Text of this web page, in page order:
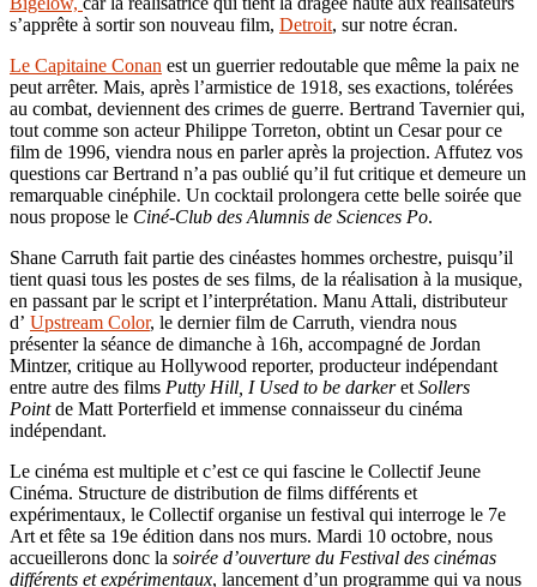
s’apprête à sortir son nouveau film, Detroit, sur notre écran.
Le Capitaine Conan est un guerrier redoutable que même la paix ne
peut arrêter. Mais, après l’armistice de 1918, ses exactions, tolérées
au combat, deviennent des crimes de guerre. Bertrand Tavernier qui,
tout comme son acteur Philippe Torreton, obtint un Cesar pour ce
film de 1996, viendra nous en parler après la projection. Affutez vos
questions car Bertrand n’a pas oublié qu’il fut critique et demeure un
remarquable cinéphile. Un cocktail prolongera cette belle soirée que
nous propose le Ciné-Club des Alumnis de Sciences Po.
Shane Carruth fait partie des cinéastes hommes orchestre, puisqu’il
tient quasi tous les postes de ses films, de la réalisation à la musique,
en passant par le script et l’interprétation. Manu Attali, distributeur
d’ Upstream Color, le dernier film de Carruth, viendra nous
présenter la séance de dimanche à 16h, accompagné de Jordan
Mintzer, critique au Hollywood reporter, producteur indépendant
entre autre des films Putty Hill, I Used to be darkeret Sollers
Pointde Matt Porterfield et immense connaisseur du cinéma
indépendant.
Le cinéma est multiple et c’est ce qui fascine le Collectif Jeune
Cinéma. Structure de distribution de films différents et
expérimentaux, le Collectif organise un festival qui interroge le 7e
Art et fête sa 19e édition dans nos murs. Mardi 10 octobre, nous
accueillerons donc la soirée d’ouverture du Festival des cinémas
différents et expérimentaux, lancement d’un programme qui va nous